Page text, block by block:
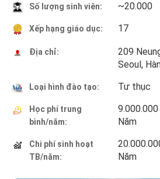
Số lượng sinh viên: ~20.000
Xếp hạng giáo dục: 17
Địa chỉ:
209
Seoul,
Loại hình đào tạo: Tư thục
Học phí trung
bình/năm:
Năm
Chi phí sinh hoạt
TB/năm:
Năm